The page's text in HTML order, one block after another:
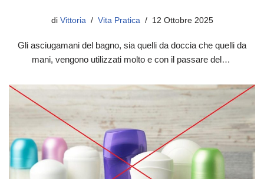
di Vittoria Vita Pratica 12 Ottobre 2025
Gli asciugamani del bagno, sia quelli da doccia che quelli da
mani, vengono utilizzati molto e con il passare del…